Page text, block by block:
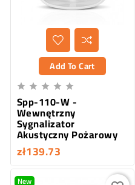
Add To Cart
    
Spp-110-W -
Wewnętrzny
Sygnalizator
Akustyczny Pożarowy
zł139.73
New